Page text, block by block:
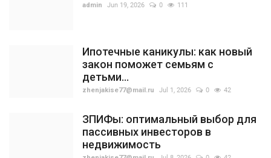
admin Jun 19, 2026 0 111
Ипотечные каникулы: как новый
закон поможет семьям с
детьми...
zhenjakise77@mail.ru Jul 1, 2026 0 42
ЗПИФы: оптимальный выбор для
пассивных инвесторов в
недвижимость